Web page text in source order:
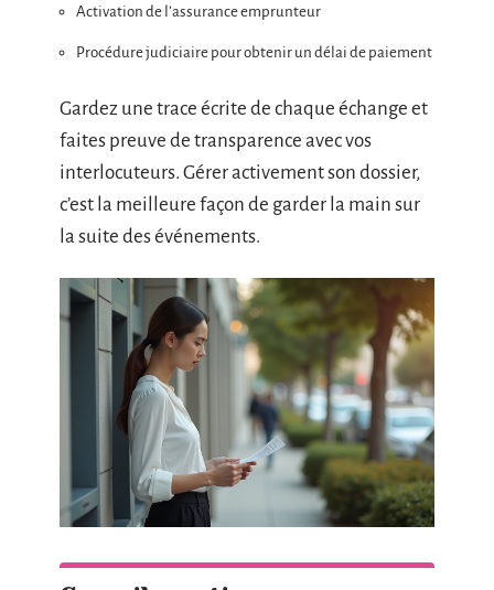
Activation de l’assurance emprunteur
Procédure judiciaire pour obtenir un délai de paiement
Gardez une trace écrite de chaque échange et
faites preuve de transparence avec vos
interlocuteurs. Gérer activement son dossier,
c’est la meilleure façon de garder la main sur
la suite des événements.